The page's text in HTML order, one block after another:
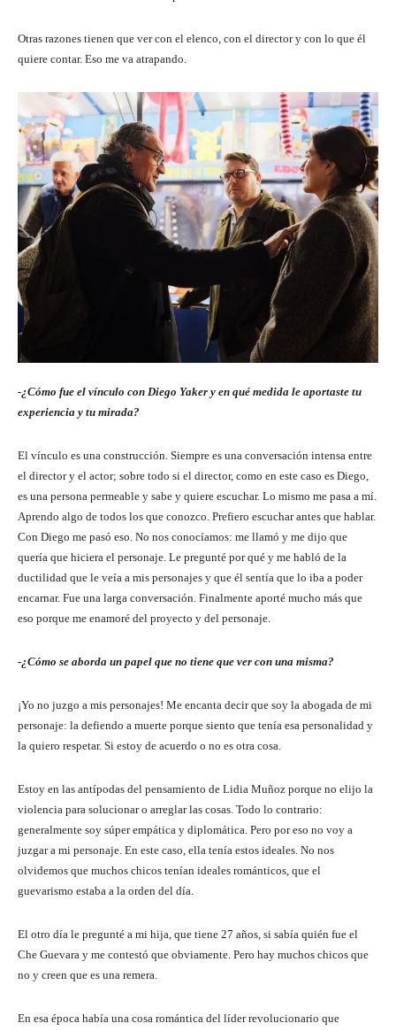
Otras razones tienen que ver con el elenco, con el director y con lo que él
quiere contar. Eso me va atrapando.
-¿Cómo fue el vínculo con Diego Yaker y en qué medida le aportaste tu
experiencia y tu mirada?
El vínculo es una construcción. Siempre es una conversación intensa entre
el director y el actor; sobre todo si el director, como en este caso es Diego,
es una persona permeable y sabe y quiere escuchar. Lo mismo me pasa a mí.
Aprendo algo de todos los que conozco. Prefiero escuchar antes que hablar.
Con Diego me pasó eso. No nos conocíamos: me llamó y me dijo que
quería que hiciera el personaje. Le pregunté por qué y me habló de la
ductilidad que le veía a mis personajes y que él sentía que lo iba a poder
encarnar. Fue una larga conversación. Finalmente aporté mucho más que
eso porque me enamoré del proyecto y del personaje.
-¿Cómo se aborda un papel que no tiene que ver con una misma?
¡Yo no juzgo a mis personajes! Me encanta decir que soy la abogada de mi
personaje: la defiendo a muerte porque siento que tenía esa personalidad y
la quiero respetar. Si estoy de acuerdo o no es otra cosa.
Estoy en las antípodas del pensamiento de Lidia Muñoz porque no elijo la
violencia para solucionar o arreglar las cosas. Todo lo contrario:
generalmente soy súper empática y diplomática. Pero por eso no voy a
juzgar a mi personaje. En este caso, ella tenía estos ideales. No nos
olvidemos que muchos chicos tenían ideales románticos, que el
guevarismo estaba a la orden del día.
El otro día le pregunté a mi hija, que tiene 27 años, si sabía quién fue el
Che Guevara y me contestó que obviamente. Pero hay muchos chicos que
no y creen que es una remera.
En esa época había una cosa romántica del líder revolucionario que